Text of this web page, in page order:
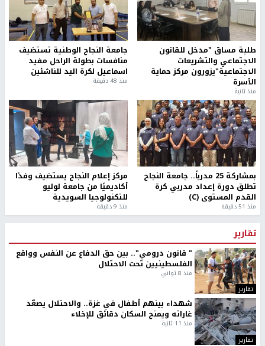
طلبة مساق "مدخل للقانون
الاجتماعي والتشريعات
الاجتماعية"يزورون مركز حماية
الأسرة
منذ ثانية
جامعة النجاح الوطنية تستضيف
منافسات بطولة الراحل مفيد
اسماعيل لكرة اليد للناشئين
منذ 48 دقيقة
بمشاركة 25 مدرباً.. جامعة النجاح
تطلق دورة إعداد مدربي كرة
القدم المستوى (C)
منذ 51 دقيقة
مركز إعلام النجاح يستضيف وفدًا
أكاديميًا من جامعة لوليو
للتكنولوجيا السويدية
منذ 9 دقيقة
تقارير
تقارير
" قانون درومي".. بين حق الدفاع عن النفس وواقع
الفلسطينيين تحت الاحتلال
منذ 8 ثواني
تقارير
شهداء بينهم أطفال في غزة.. والاحتلال يصعّد
غاراته ويمنح السكان دقائق للإخلاء
منذ 11 ثانية